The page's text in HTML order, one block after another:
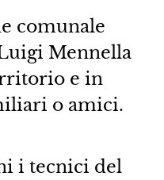
comunale
Mennella
e in
o amici.
i tecnici del